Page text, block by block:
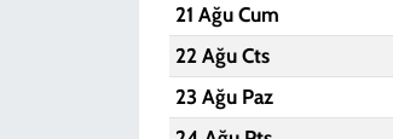
21 Ağu Cum
22 Ağu Cts
23 Ağu Paz